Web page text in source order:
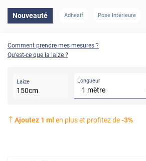
Nouveauté Adhesif Pose Intérieure
Comment prendre mes mesures ?
Qu'est-ce que la laize ?
Laize
150cm
Longueur
Ajoutez 1 ml en plus et profitez de-3%